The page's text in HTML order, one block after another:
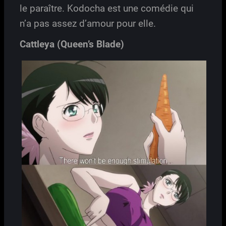
le paraître. Kodocha est une comédie qui
n’a pas assez d’amour pour elle.
Cattleya (Queen’s Blade)